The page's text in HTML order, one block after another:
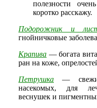
полезности
коротко расскажу.
Подорожник и
гнойничковые
Крапива — богата
ран на коже,
Петрушка —
насекомых, для
веснушек и